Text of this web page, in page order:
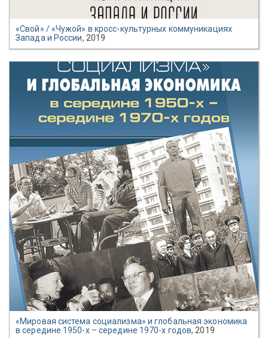
«Свой» / «Чужой» в кросс-культурных коммуникациях
Запада и России, 2019
«Мировая система социализма» и глобальная экономика
в середине 1950-х – середине 1970-х годов, 2019